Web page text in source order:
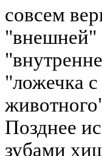
совсем
"внешней"
"ложечка
Позднее
зубами